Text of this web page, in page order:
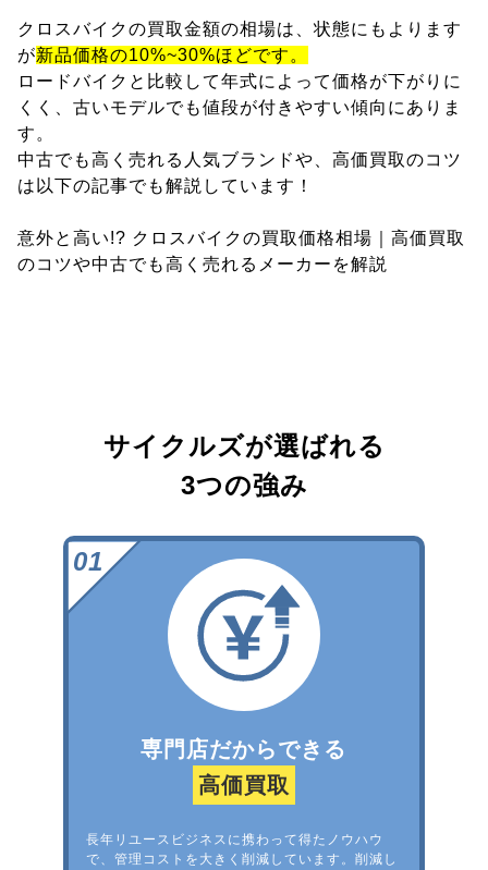
クロスバイクの買取金額の相場は、状態にもよります
が新品価格の10%~30%ほどです。
ロードバイクと比較して年式によって価格が下がりに
くく、古いモデルでも値段が付きやすい傾向にありま
す。
中古でも高く売れる人気ブランドや、高価買取のコツ
は以下の記事でも解説しています！
意外と高い!? クロスバイクの買取価格相場｜高価買取
のコツや中古でも高く売れるメーカーを解説
サイクルズが選ばれる
3つの強み
専門店だからできる
高価買取
長年リユースビジネスに携わって得たノウハウ
で、管理コストを大きく削減しています。削減し